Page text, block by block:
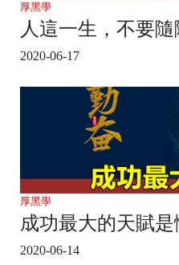
厚黑學
人這一生，不要
2020-06-17
厚黑學
成功最大的天賦是
2020-06-14